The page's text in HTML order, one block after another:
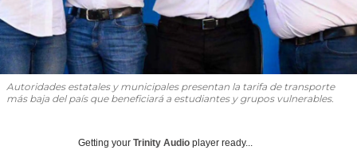
Autoridades estatales y municipales presentan la tarifa de transporte
más baja del país que beneficiará a estudiantes y grupos vulnerables.
Getting your Trinity Audio player ready...